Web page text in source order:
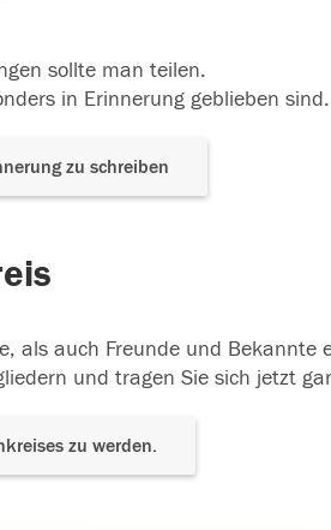
sollte man teilen.
in Erinnerung geblieben sind.
zu schreiben
als auch Freunde und Bekannte
und tragen Sie sich jetzt
zu werden.